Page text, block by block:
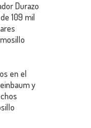
Durazo
109 mil
en el
y